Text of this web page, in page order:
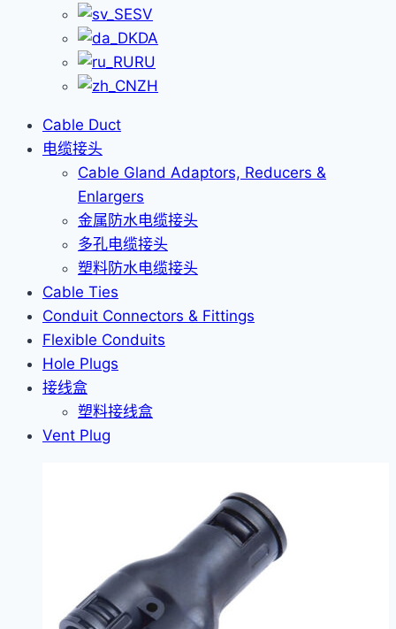
SV
DA
RU
ZH
Cable Duct
电缆接头
Cable Gland Adaptors, Reducers &
Enlargers
金属防水电缆接头
多孔电缆接头
塑料防水电缆接头
Cable Ties
Conduit Connectors & Fittings
Flexible Conduits
Hole Plugs
接线盒
塑料接线盒
Vent Plug